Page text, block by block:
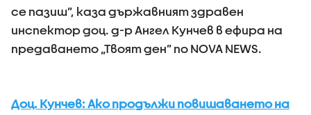
се пазиш”, каза държавният здравен
инспектор доц. д-р Ангел Кунчев в ефира на
предаването „Твоят ден” по NOVA NEWS.
Доц. Кунчев: Ако продължи повишаването на